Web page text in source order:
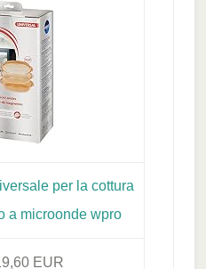
per la cottura
a microonde wpro
EUR